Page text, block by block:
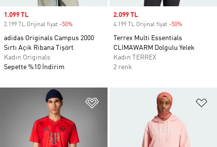
Sale price
1.099 TL
2.199 TL Orijinal fiyat -50%
adidas Originals Campus 2000
Sırtı Açık Ribana Tişört
Kadın Originals
Sepette %10 İndirim
Sale price
2.099 TL
4.199 TL Orijinal fiyat -50%
Terrex Multi Essentials
CLIMAWARM Dolgulu Yelek
Kadın TERREX
2 renk
Favori Listesine Ekle